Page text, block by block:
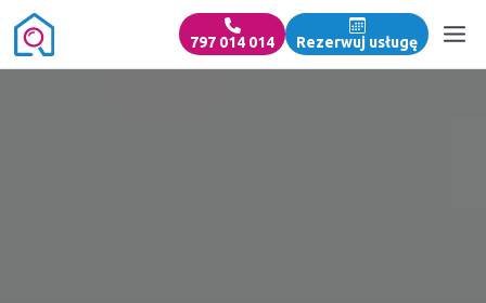
797 014 014 Rezerwuj usługę